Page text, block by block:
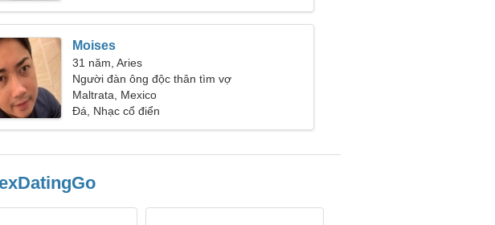
Moises
31 năm, Aries
Người đàn ông độc thân tìm vợ
Maltrata, Mexico
Đá, Nhạc cổ điển